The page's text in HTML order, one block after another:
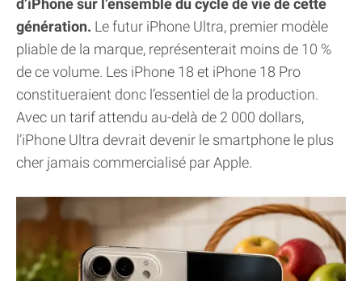
d’iPhone sur l’ensemble du cycle de vie de cette
génération. Le futur iPhone Ultra, premier modèle
pliable de la marque, représenterait moins de 10 %
de ce volume. Les iPhone 18 et iPhone 18 Pro
constitueraient donc l’essentiel de la production.
Avec un tarif attendu au-delà de 2 000 dollars,
l’iPhone Ultra devrait devenir le smartphone le plus
cher jamais commercialisé par Apple.